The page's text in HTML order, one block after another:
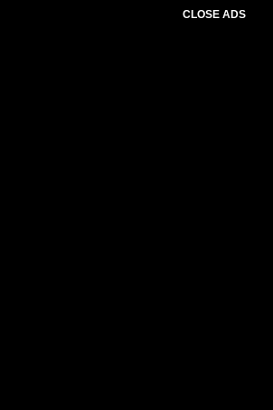
CLOSE ADS